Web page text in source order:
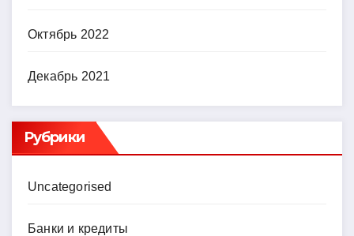
Октябрь 2022
Декабрь 2021
Рубрики
Uncategorised
Банки и кредиты